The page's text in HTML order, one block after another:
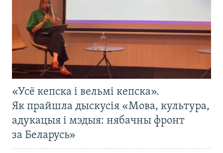
«Усё кепска і вельмі кепска».
Як прайшла дыскусія «Мова, культура,
адукацыя і мэдыя: нябачны фронт
за Беларусь»